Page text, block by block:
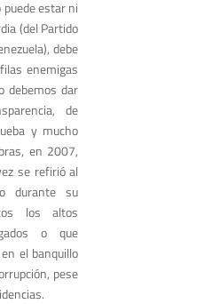
estar ni
(del Partido
debe
enemigas
debemos dar
de
y mucho
en 2007,
se refirió al
durante su
los altos
o que
el banquillo
pese